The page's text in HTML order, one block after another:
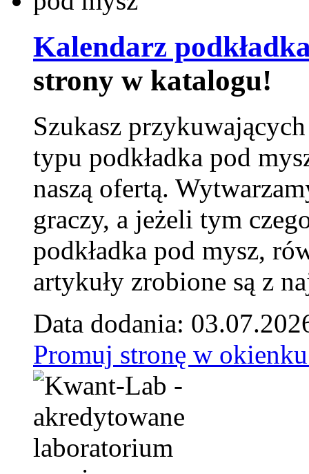
Kalendarz
strony w katalogu!
Szukasz
typu podkładka pod
naszą ofertą.
graczy, a jeżeli tym
podkładka pod mysz,
artykuły zrobione są z
Data dodania:
Promuj stronę w